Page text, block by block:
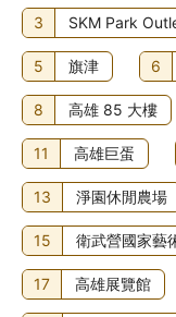
3 SKM Park
5 旗津 6
8 高雄 85 大樓
11 高雄巨蛋
13 淨園休閒農場
15 衛武營國家藝
17 高雄展覽館